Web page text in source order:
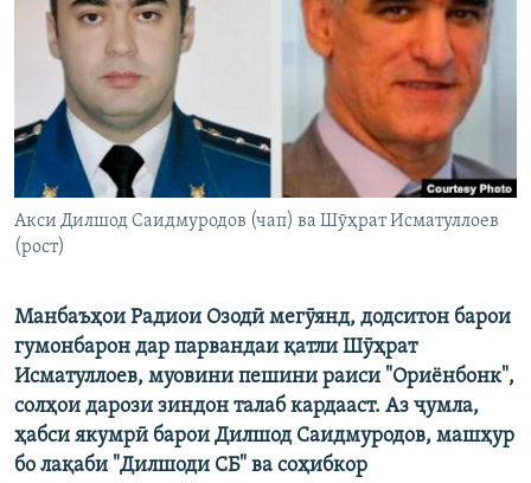
ГУЗОРИШҲОИ РАДИОӢ
Русский
ПАЙГИРӢ КУНЕД
Акси Дилшод Саидмуродов (чап) ва Шӯҳрат Исматуллоев
(рост)
Манбаъҳои Радиои Озодӣ мегӯянд, додситон барои
гумонбарон дар парвандаи қатли Шӯҳрат
Исматуллоев, муовини пешини раиси "Ориёнбонк",
солҳои дарози зиндон талаб кардааст. Аз ҷумла,
ҳабси якумрӣ барои Дилшод Саидмуродов, машҳур
бо лақаби "Дилшоди СБ" ва соҳибкор